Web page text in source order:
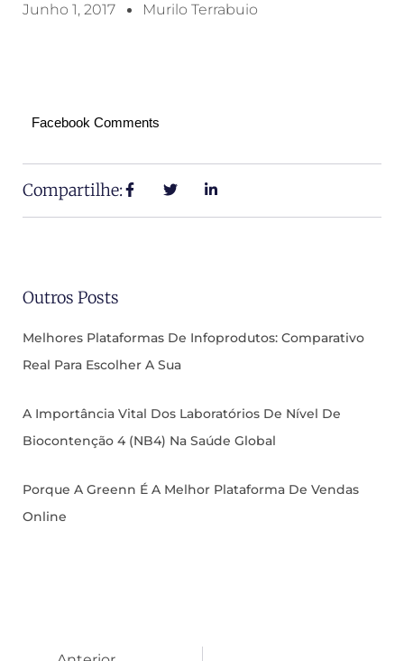
Junho 1, 2017 Murilo Terrabuio
Facebook Comments
Compartilhe:
Outros Posts
Melhores Plataformas De Infoprodutos: Comparativo
Real Para Escolher A Sua
A Importância Vital Dos Laboratórios De Nível De
Biocontenção 4 (NB4) Na Saúde Global
Porque A Greenn É A Melhor Plataforma De Vendas
Online